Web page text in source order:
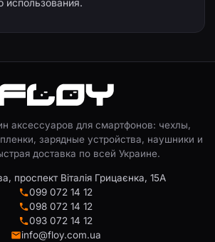
использования.
аксессуаров для смартфонов: чехлы,
зарядные устройства, наушники и
доставка по всей Украине.
проспект Віталія Грицаєнка, 15А
099 072 14 12
098 072 14 12
093 072 14 12
info@floy.com.ua